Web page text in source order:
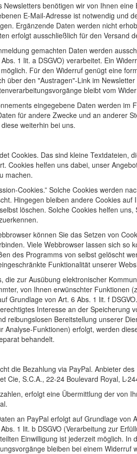
Newsletters benötigen wir von Ihnen eine
E-Mail-Adresse ist notwendig und
Ergänzende Daten werden nicht
erfolgt ausschließlich für den Versand
gemachten Daten werden
1 lit. a DSGVO) verarbeitet. Ein
Für den Widerruf genügt eine
über den "Austragen"-Link im
bleibt vom
eingegebene Daten werden im
für andere Zwecke und an anderer
weiterhin bei uns.
Cookies. Das sind kleine Textdateien,
Cookies helfen uns dabei, unser
machen.
Cookies.” Solche Cookies werden
Hingegen bleiben andere Cookies auf
löschen. Solche Cookies helfen uns,
können Sie das Setzen von
Viele Webbrowser lassen sich so
des Programms von selbst gelöscht
Funktionalität unserer
die zur Ausübung elektronischer
von Ihnen erwünschter Funktionen
Grundlage von Art. 6 Abs. 1 lit. f
Interesse an der Speicherung
reibungslosen Bereitstellung unserer
Analyse-Funktionen) erfolgt, werden
behandelt.
die Bezahlung via PayPal. Anbieter
Cie, S.C.A., 22-24 Boulevard Royal, L-
erfolgt eine Übermittlung der von
an PayPal erfolgt auf Grundlage von
1 lit. b DSGVO (Verarbeitung zur
Einwilligung ist jederzeit möglich. In
bleiben bei einem Widerruf